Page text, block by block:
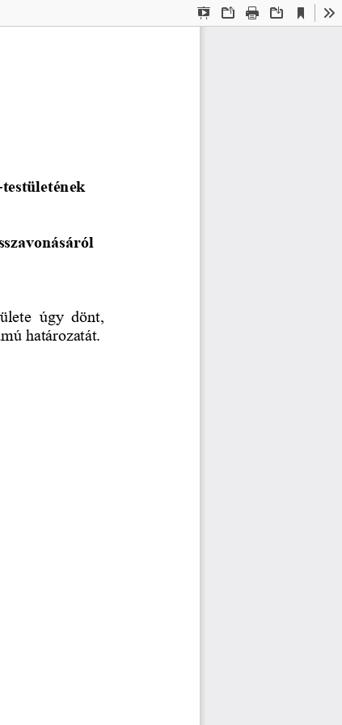
Presentation
OpenPrint Download
Current
View
testületének
úgy  dönt,
határozatát.